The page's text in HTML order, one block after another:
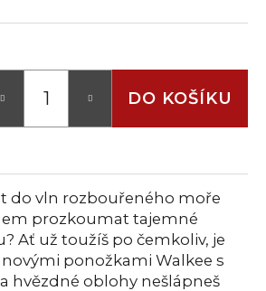
DO KOŠÍKU
do vln rozbouřeného moře
prozkoumat tajemné
Ať už toužíš po čemkoliv, je
ponožkami Walkee s
hvězdné oblohy nešlápneš